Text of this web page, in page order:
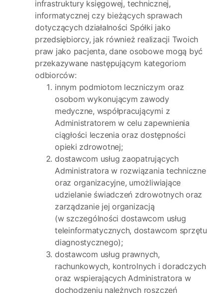
infrastruktury księgowej, technicznej,
informatycznej czy bieżących sprawach
dotyczących działalności Spółki jako
przedsiębiorcy, jak również realizacji Twoich
praw jako pacjenta, dane osobowe mogą być
przekazywane następującym kategoriom
odbiorców:
innym podmiotom leczniczym oraz
osobom wykonującym zawody
medyczne, współpracującymi z
Administratorem w celu zapewnienia
ciągłości leczenia oraz dostępności
opieki zdrowotnej;
dostawcom usług zaopatrujących
Administratora w rozwiązania techniczne
oraz organizacyjne, umożliwiające
udzielanie świadczeń zdrowotnych oraz
zarządzanie jej organizacją
(w szczególności dostawcom usług
teleinformatycznych, dostawcom sprzętu
diagnostycznego);
dostawcom usług prawnych,
rachunkowych, kontrolnych i doradczych
oraz wspierających Administratora w
dochodzeniu należnych roszczeń